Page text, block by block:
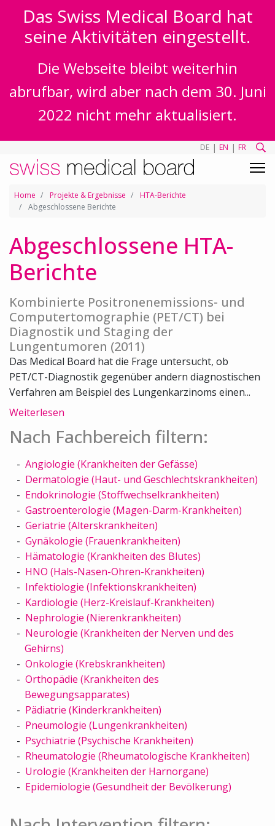
Das Swiss Medical Board hat
seine Aktivitäten eingestellt.
Die Webseite bleibt weiterhin
abrufbar, wird aber nach dem 30. Juni
2022 nicht mehr aktualisiert.
DE | EN | FR
Home Projekte & Ergebnisse
HTA-Berichte
Abgeschlossene Berichte
Abgeschlossene HTA-
Berichte
Kombinierte Positronenemissions- und
Computertomographie (PET/CT) bei
Diagnostik und Staging der
Lungentumoren (2011)
Das Medical Board hat die Frage untersucht, ob
PET/CT-Diagnostik gegenüber andern diagnostischen
Verfahren am Beispiel des Lungenkarzinoms einen...
Weiterlesen
Nach Fachbereich filtern:
Angiologie (Krankheiten der Gefässe)
Dermatologie (Haut- und Geschlechtskrankheiten)
Endokrinologie (Stoffwechselkrankheiten)
Gastroenterologie (Magen-Darm-Krankheiten)
Geriatrie (Alterskrankheiten)
Gynäkologie (Frauenkrankheiten)
Hämatologie (Krankheiten des Blutes)
HNO (Hals-Nasen-Ohren-Krankheiten)
Infektiologie (Infektionskrankheiten)
Kardiologie (Herz-Kreislauf-Krankheiten)
Nephrologie (Nierenkrankheiten)
Neurologie (Krankheiten der Nerven und des
Gehirns)
Onkologie (Krebskrankheiten)
Orthopädie (Krankheiten des
Bewegungsapparates)
Pädiatrie (Kinderkrankheiten)
Pneumologie (Lungenkrankheiten)
Psychiatrie (Psychische Krankheiten)
Rheumatologie (Rheumatologische Krankheiten)
Urologie (Krankheiten der Harnorgane)
Epidemiologie (Gesundheit der Bevölkerung)